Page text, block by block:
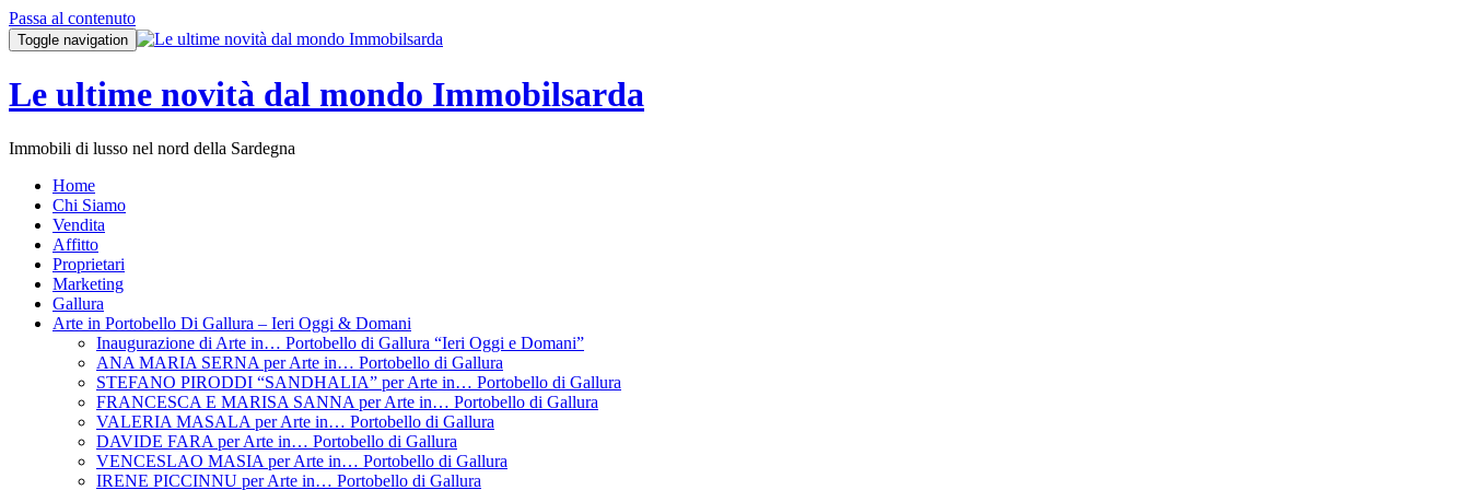
Passa al contenuto
Toggle navigation
Le ultime novità dal mondo Immobilsarda
Immobili di lusso nel nord della Sardegna
Home
Chi Siamo
Vendita
Affitto
Proprietari
Marketing
Gallura
Arte in Portobello Di Gallura – Ieri Oggi & Domani
Inaugurazione di Arte in… Portobello di Gallura “Ieri Oggi e Domani”
ANA MARIA SERNA per Arte in… Portobello di Gallura
STEFANO PIRODDI “SANDHALIA” per Arte in… Portobello di Gallura
FRANCESCA E MARISA SANNA per Arte in… Portobello di Gallura
VALERIA MASALA per Arte in… Portobello di Gallura
DAVIDE FARA per Arte in… Portobello di Gallura
VENCESLAO MASIA per Arte in… Portobello di Gallura
IRENE PICCINNU per Arte in… Portobello di Gallura